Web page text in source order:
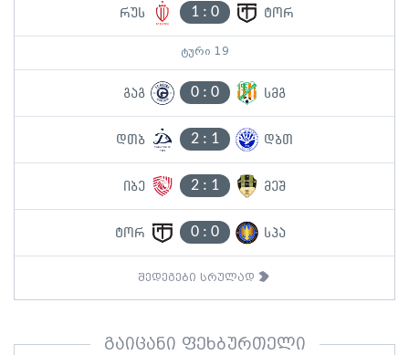
რუს 1: 0 ტორ
ტური 19
გაგ 0: 0 სმგ
დთბ 2: 1 დბთ
იბე 2: 1 მეშ
ტორ 0: 0 სპა
შედეგები სრულად
გაიცანი ფეხბურთელი